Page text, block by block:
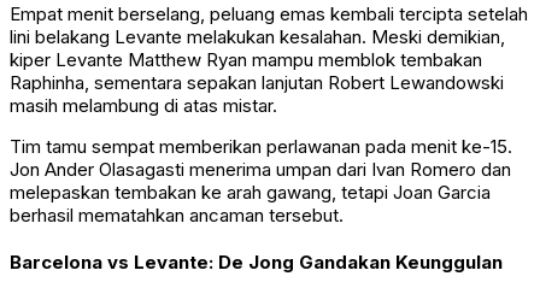
Empat menit berselang, peluang emas kembali tercipta setelah
lini belakang Levante melakukan kesalahan. Meski demikian,
kiper Levante Matthew Ryan mampu memblok tembakan
Raphinha, sementara sepakan lanjutan Robert Lewandowski
masih melambung di atas mistar.
Tim tamu sempat memberikan perlawanan pada menit ke-15.
Jon Ander Olasagasti menerima umpan dari Ivan Romero dan
melepaskan tembakan ke arah gawang, tetapi Joan Garcia
berhasil mematahkan ancaman tersebut.
Barcelona vs Levante: De Jong Gandakan Keunggulan